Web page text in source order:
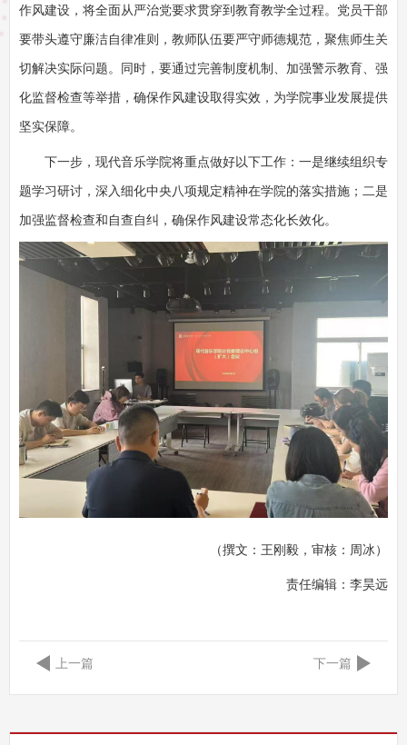
作风建设，将全面从严治党要求贯穿到教育教学全过程。党员干部
要带头遵守廉洁自律准则，教师队伍要严守师德规范，聚焦师生关
切解决实际问题。同时，要通过完善制度机制、加强警示教育、强
化监督检查等举措，确保作风建设取得实效，为学院事业发展提供
坚实保障。
下一步，现代音乐学院将重点做好以下工作：一是继续组织专
题学习研讨，深入细化中央八项规定精神在学院的落实措施；二是
加强监督检查和自查自纠，确保作风建设常态化长效化。
（撰文：王刚毅，审核：周冰）
责任编辑： 李昊远
上一篇 下一篇